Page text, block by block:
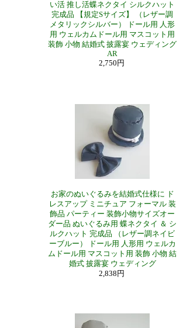
い活 推し活蝶ネクタイ シルクハット
完成品 【規定Sサイズ】 （レザー調
メタリックシルバー） ドール用 人形
用 ウェルカムドール用 マスコット用
装飾 小物 結婚式 披露宴 ウェディング
AR
2,750円
お家のぬいぐるみを結婚式仕様に ド
レスアップ ミニチュア フォーマル 装
飾品 パーティー 装飾小物サイズオー
ダー品 ぬいぐるみ用 蝶ネクタイ ＆ シ
ルクハット 完成品 （レザー調ネイビ
ーブルー） ドール用 人形用 ウェルカ
ムドール用 マスコット用 装飾 小物 結
婚式 披露宴 ウェディング
2,838円